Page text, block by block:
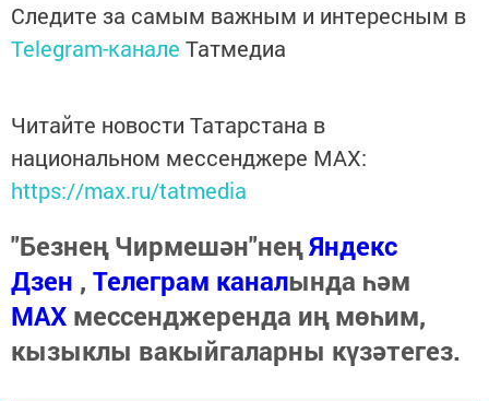
Следите за самым важным и интересным в
Telegram-канале Татмедиа
Читайте новости Татарстана в
национальном мессенджере MАХ:
https://max.ru/tatmedia
"Безнең Чирмешән"неңЯндекс
Дзен , Телеграм каналында һәм
МАХ мессенджеренда иң мөһим,
кызыклы вакыйгаларны күзәтегез.